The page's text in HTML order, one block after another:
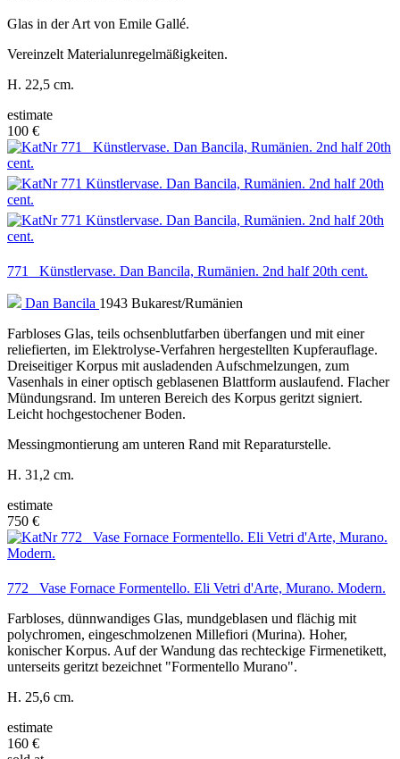
Glas in der Art von Emile Gallé.
Vereinzelt Materialunregelmäßigkeiten.
H. 22,5 cm.
estimate
100 €
771 Künstlervase. Dan Bancila, Rumänien. 2nd half 20th cent.
Dan Bancila 1943 Bukarest/Rumänien
Farbloses Glas, teils ochsenblutfarben überfangen und mit einer
reliefierten, im Elektrolyse-Verfahren hergestellten Kupferauflage.
Dreiseitiger Korpus mit ausladenden Aufschmelzungen, zum
Vasenhals in einer optisch geblasenen Blattform auslaufend. Flacher
Mündungsrand. Im unteren Bereich des Korpus geritzt signiert.
Leicht hochgestochener Boden.
Messingmontierung am unteren Rand mit Reparaturstelle.
H. 31,2 cm.
estimate
750 €
772 Vase Fornace Formentello. Eli Vetri d'Arte, Murano. Modern.
Farbloses, dünnwandiges Glas, mundgeblasen und flächig mit
polychromen, eingeschmolzenen Millefiori (Murina). Hoher,
konischer Korpus. Auf der Wandung das rechteckige Firmenetikett,
unterseits geritzt bezeichnet "Formentello Murano".
H. 25,6 cm.
estimate
160 €